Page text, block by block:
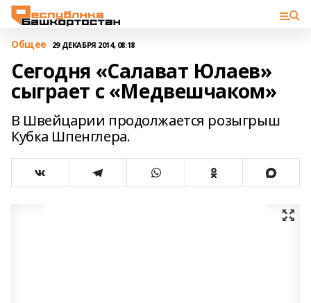
Общее 29 ДЕКАБРЯ 2014, 08:18
Сегодня «Салават Юлаев»
сыграет с «Медвешчаком»
В Швейцарии продолжается розыгрыш
Кубка Шпенглера.